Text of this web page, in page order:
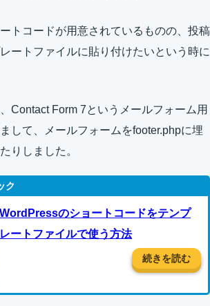
トコードが用意されているものの、投稿
ートファイルに貼り付けたいという時に
Contact Form 7というメールフォーム用
して、メールフォームをfooter.phpに埋
りしました。
WordPressのショートコードをテンプ
レートファイルで使う方法
続きを読む